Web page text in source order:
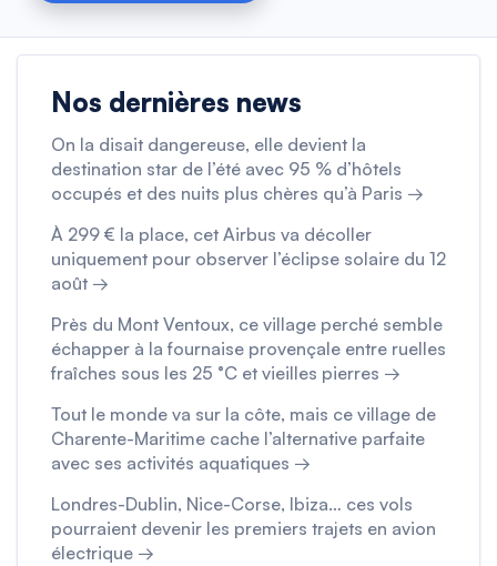
Nos dernières news
On la disait dangereuse, elle devient la
destination star de l’été avec 95 % d’hôtels
occupés et des nuits plus chères qu’à Paris →
À 299 € la place, cet Airbus va décoller
uniquement pour observer l’éclipse solaire du 12
août →
Près du Mont Ventoux, ce village perché semble
échapper à la fournaise provençale entre ruelles
fraîches sous les 25 °C et vieilles pierres →
Tout le monde va sur la côte, mais ce village de
Charente-Maritime cache l’alternative parfaite
avec ses activités aquatiques →
Londres-Dublin, Nice-Corse, Ibiza… ces vols
pourraient devenir les premiers trajets en avion
électrique →